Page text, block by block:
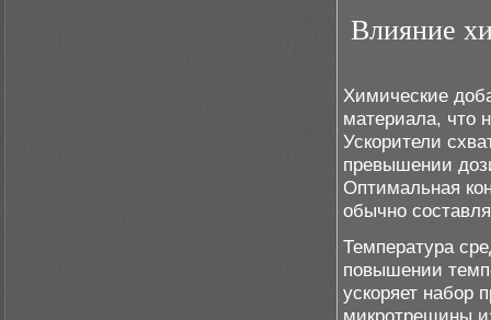
Влияние
Химические
материала, что
Ускорители
превышении
Оптимальная
обычно
Температура
повышении
ускоряет набор
микротрещины